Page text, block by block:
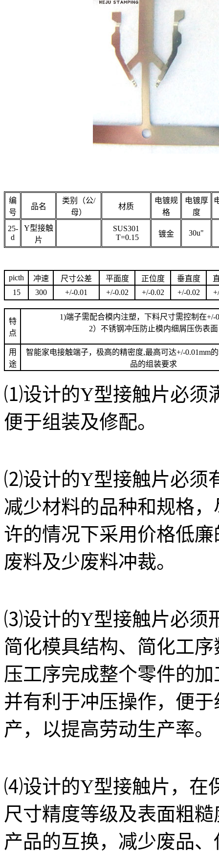
编
号
品名
类别（公/
母）
材质
电镀规
格
电镀厚
度
25-
d
Y型接触
片
SUS301
T=0.15
镀金 30u"
picth 冲速 尺寸公差 平面度 正位度 垂直度
15
300 +/-0.01 +/-0.02 +/-0.02 +/-0.02
特
点
1)端子需配合模内注塑，下料尺寸需控制在+/-
2）不锈钢冲压防止模内细屑压伤表面
用
途
智能家电接触端子，极高的精密度,最高可达+/-0.01mm
品的组装要求
⑴设计的Y型接触片必须
便于组装及修配。
⑵设计的Y型接触片必须
减少材料的品种和规格
许的情况下采用价格低
废料及少废料冲裁。
⑶设计的Y型接触片必须
简化模具结构、简化工
压工序完成整个零件的
并有利于冲压操作，便
产，以提高劳动生产率。
⑷设计的Y型接触片 ，在
尺寸精度等级及表面粗
产品的互换，减少废品